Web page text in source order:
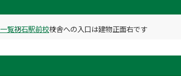
覧初石駅前校校舎への入口は建物正面右です